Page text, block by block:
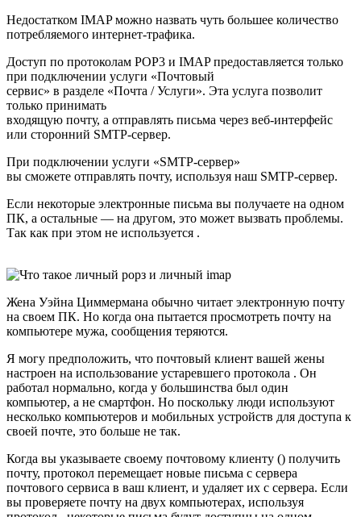
Недостатком IMAP можно назвать чуть большее количество
потребляемого интернет-трафика.
Доступ по протоколам POP3 и IMAP предоставляется только
при подключении услуги «Почтовый
сервис» в разделе «Почта / Услуги». Эта услуга позволит
только принимать
входящую почту, а отправлять письма через веб-интерфейс
или сторонний SMTP-сервер.
При подключении услуги «SMTP-сервер»
вы сможете отправлять почту, используя наш SMTP-сервер.
Если некоторые электронные письма вы получаете на одном
ПК, а остальные — на другом, это может вызвать проблемы.
Так как при этом не используется .
Жена Уэйна Циммермана обычно читает электронную почту
на своем ПК. Но когда она пытается просмотреть почту на
компьютере мужа, сообщения теряются.
Я могу предположить, что почтовый клиент вашей жены
настроен на использование устаревшего протокола . Он
работал нормально, когда у большинства был один
компьютер, а не смартфон. Но поскольку люди используют
несколько компьютеров и мобильных устройств для доступа к
своей почте, это больше не так.
Когда вы указываете своему почтовому клиенту () получить
почту, протокол перемещает новые письма с сервера
почтового сервиса в ваш клиент, и удаляет их с сервера. Если
вы проверяете почту на двух компьютерах, используя